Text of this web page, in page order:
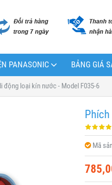
PANASONIC BẢNG GIÁ
động loại kín nước - Model F035-6
Mã